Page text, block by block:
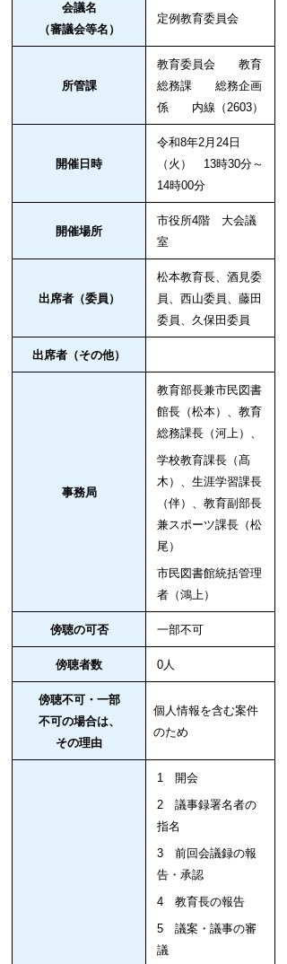
会議名
（審議会等名）
定例教育委員会
所管課
教育委員会 教育
総務課 総務企画
係 内線（2603）
開催日時
令和8年2月24 日
（火） 13時30分～
14時00分
開催場所
市役所4階 大会議
室
出席者（委員）
松本教育長、酒見委
員、西山委員、藤田
委員、久保田委員
出席者（その他）
事務局
教育部長兼市民図書
館長（松本）、 教育
総務課長（河上）、
学校教育課長（髙
木）、 生涯学習課長
（伴）、教育副部長
兼スポーツ課長（松
尾）
市民図書館統括管理
者（鴻上）
傍聴の可否 一部不可
傍聴者数 0人
傍聴不可・一部
不可の場合は、
その理由
個人情報を含む案件
のため
1 開会
2 議事録署名者の
指名
3 前回会議録の報
告・承認
4 教育長の報告
5 議案・議事の審
議